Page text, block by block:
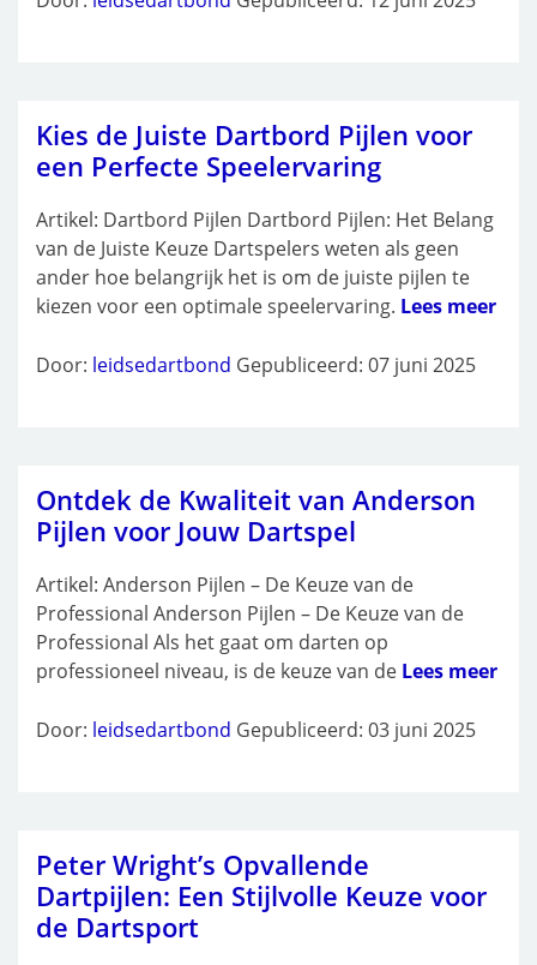
Kies de Juiste Dartbord Pijlen voor
een Perfecte Speelervaring
Artikel: Dartbord Pijlen Dartbord Pijlen: Het Belang
van de Juiste Keuze Dartspelers weten als geen
ander hoe belangrijk het is om de juiste pijlen te
kiezen voor een optimale speelervaring. Lees meer
Door: leidsedartbond Gepubliceerd: 07 juni 2025
Ontdek de Kwaliteit van Anderson
Pijlen voor Jouw Dartspel
Artikel: Anderson Pijlen – De Keuze van de
Professional Anderson Pijlen – De Keuze van de
Professional Als het gaat om darten op
professioneel niveau, is de keuze van de Lees meer
Door: leidsedartbond Gepubliceerd: 03 juni 2025
Peter Wright’s Opvallende
Dartpijlen: Een Stijlvolle Keuze voor
de Dartsport